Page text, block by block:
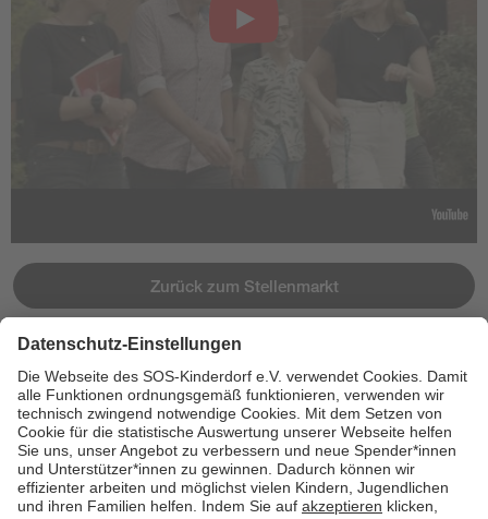
Zurück zum Stellenmarkt
Jetzt bewerben